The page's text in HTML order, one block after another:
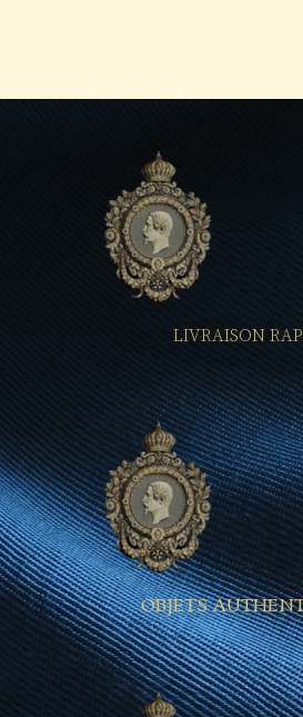
LIVRAISON
OBJETS